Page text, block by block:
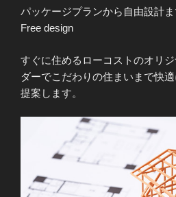
パッケージプランから自由設計
Free design
すぐに住めるローコストのオリ
ダーでこだわりの住まいまで快
提案します。